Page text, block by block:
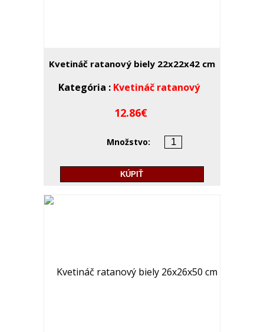
Kvetináč ratanový biely 22x22x42 cm
Kategória : Kvetináč ratanový
12.86
Množstvo:
KÚPIŤ